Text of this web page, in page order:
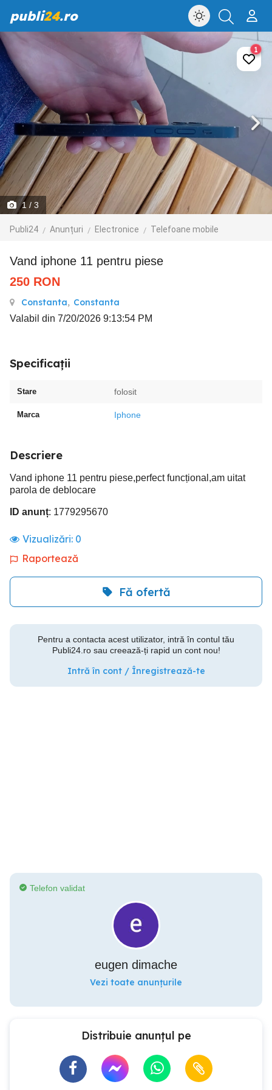
publi24.ro
1 / 3
Publi24 Anunțuri Electronice Telefoane mobile
1
Vand iphone 11 pentru piese
250 RON
Constanta, Constanta
Valabil din 7/20/2026 9:13:54 PM
Specificații
Stare folosit
Marca Iphone
Descriere
Vand iphone 11 pentru piese,perfect funcțional,am uitat
parola de deblocare
ID anunț: 1779295670
Vizualizări: 0
Raportează
Fă ofertă
Pentru a contacta acest utilizator, intră în contul tău
Publi24.ro sau creează-ți rapid un cont nou!
Intră în cont / Înregistrează-te
Telefon validat
eugen dimache
Vezi toate anunțurile
Distribuie anunțul pe